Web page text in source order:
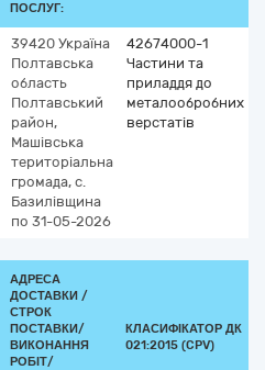
ПОСЛУГ:
39420 Україна
Полтавська
область
Полтавський
район,
Машівська
територіальна
громада, с.
Базилівщина
по 31-05-2026
42674000-1
Частини та
приладдя до
металообробних
верстатів
АДРЕСА
ДОСТАВКИ /
СТРОК
ПОСТАВКИ/
ВИКОНАННЯ
РОБІТ/
КЛАСИФІКАТОР ДК
021:2015 (CPV)